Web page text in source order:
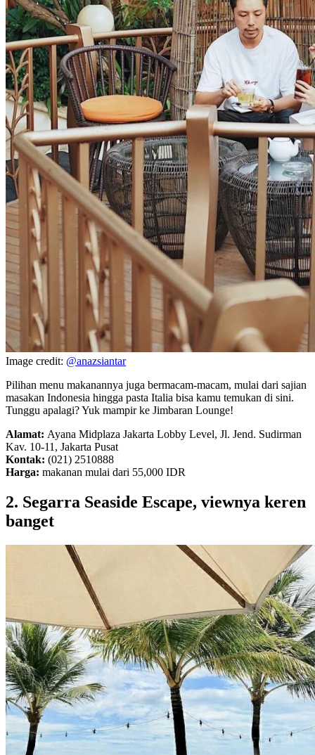
Image credit: @anazsiantar
Pilihan menu makanannya juga bermacam-macam, mulai dari sajian
masakan Indonesia hingga pasta Italia bisa kamu temukan di sini.
Tunggu apalagi? Yuk mampir ke Jimbaran Lounge!
Alamat: Ayana Midplaza Jakarta Lobby Level, Jl. Jend. Sudirman
Kav. 10-11, Jakarta Pusat
Kontak: (021) 2510888
Harga: makanan mulai dari 55,000 IDR
2. Segarra Seaside Escape, viewnya keren
banget